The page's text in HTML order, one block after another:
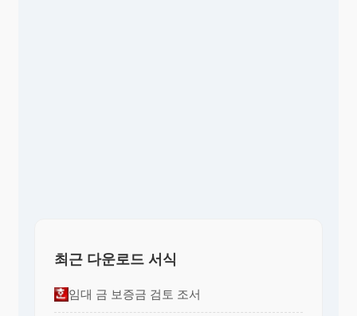
최근 다운로드 서식
임대 금 보증금 검토 조서